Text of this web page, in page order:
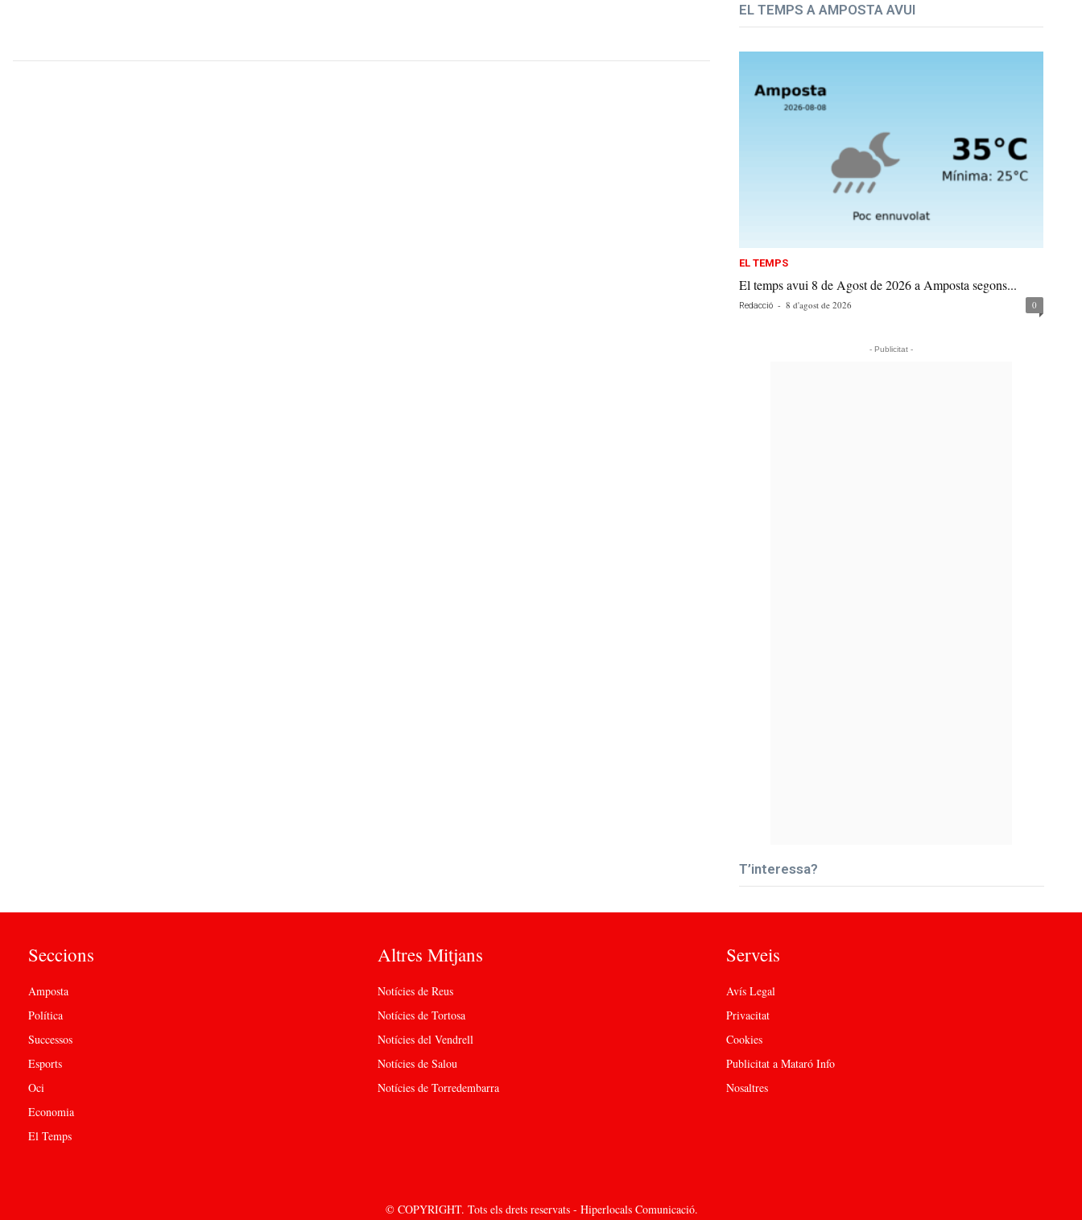
EL TEMPS A AMPOSTA AVUI
EL TEMPS
El temps avui 8 de Agost de 2026 a Amposta segons...
Redacció - 8 d'agost de 2026 0
- Publicitat -
T’interessa?
Seccions
Amposta
Política
Successos
Esports
Oci
Economia
El Temps
Altres Mitjans
Notícies de Reus
Notícies de Tortosa
Notícies del Vendrell
Notícies de Salou
Notícies de Torredembarra
Serveis
Avís Legal
Privacitat
Cookies
Publicitat a Mataró Info
Nosaltres
© COPYRIGHT. Tots els drets reservats - Hiperlocals Comunicació.